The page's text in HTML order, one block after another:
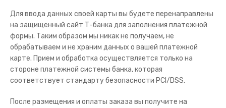
Для ввода данных своей карты вы будете перенаправлены
на защищенный сайт Т-банка для заполнения платежной
формы. Таким образом мы никак не получаем, не
обрабатываем и не храним данных о вашей платежной
карте. Прием и обработка осуществляется только на
стороне платежной системы банка, которая
соответствует стандарту безопасности PCI/DSS.
После размещения и оплаты заказа вы получите на